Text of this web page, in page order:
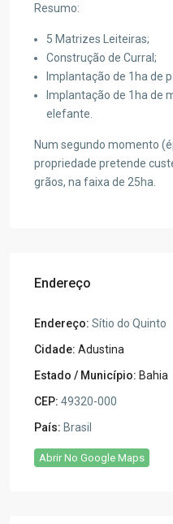
Resumo:
5 Matrizes Leiteiras;
Construção de Curral;
Implantação de 1ha de
Implantação de 1ha de
elefante.
Num segundo momento
propriedade pretende
grãos, na faixa de 25ha.
Endereço
Endereço: Sítio do Quinto
Cidade: Adustina
Estado / Município: Bahia
CEP: 49320-000
País: Brasil
Abrir No Google Maps